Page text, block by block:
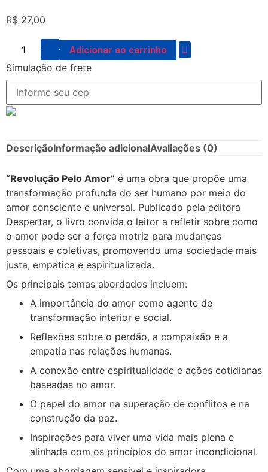
R$ 27,00
Adicionar ao carrinho
Simulação de frete
DescriçãoInformação adicionalAvaliações (0)
“Revolução Pelo Amor” é uma obra que propõe uma
transformação profunda do ser humano por meio do
amor consciente e universal. Publicado pela editora
Despertar, o livro convida o leitor a refletir sobre como
o amor pode ser a força motriz para mudanças
pessoais e coletivas, promovendo uma sociedade mais
justa, empática e espiritualizada.​
Os principais temas abordados incluem:
A importância do amor como agente de
transformação interior e social.
Reflexões sobre o perdão, a compaixão e a
empatia nas relações humanas.
A conexão entre espiritualidade e ações cotidianas
baseadas no amor.
O papel do amor na superação de conflitos e na
construção da paz.
Inspirações para viver uma vida mais plena e
alinhada com os princípios do amor incondicional.